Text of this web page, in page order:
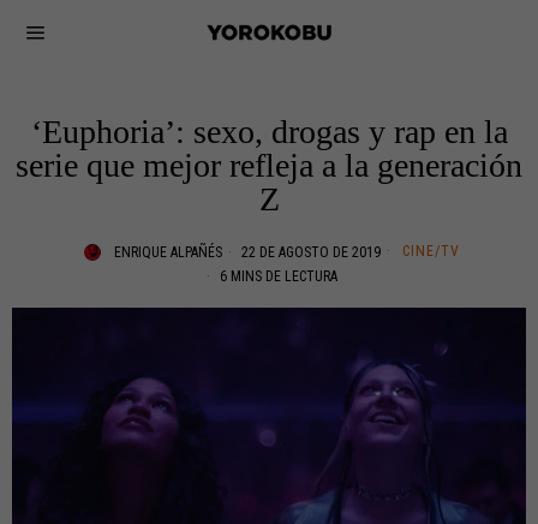
‘Euphoria’: sexo, drogas y rap en la
serie que mejor refleja a la generación
Z
ENRIQUE ALPAÑÉS 22 DE AGOSTO DE 2019
CINE/TV
6 MINS DE LECTURA